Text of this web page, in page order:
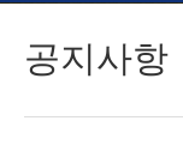
공지사항